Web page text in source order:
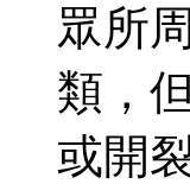
眾所
類，
或開